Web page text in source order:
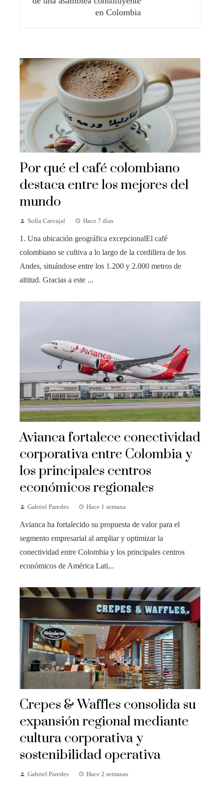
en Colombia
Por qué el café colombiano
destaca entre los mejores del
mundo
Sofía Carvajal Hace 7 días
1. Una ubicación geográfica excepcionalEl café
colombiano se cultiva a lo largo de la cordillera de los
Andes, situándose entre los 1.200 y 2.000 metros de
altitud. Gracias a este ...
Avianca fortalece conectividad
corporativa entre Colombia y
los principales centros
económicos regionales
Gabriel Paredes Hace 1 semana
Avianca ha fortalecido su propuesta de valor para el
segmento empresarial al ampliar y optimizar la
conectividad entre Colombia y los principales centros
económicos de América Lati...
Crepes & Waffles consolida su
expansión regional mediante
cultura corporativa y
sostenibilidad operativa
Gabriel Paredes Hace 2 semanas